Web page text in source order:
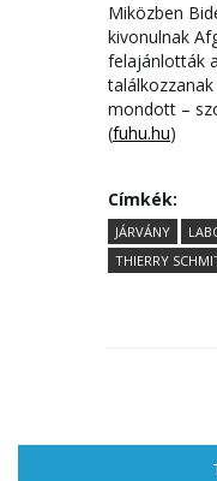
Miközben
kivonulnak
felajánlották
mondott –
(fuhu.hu)
Címkék:
JÁRVÁNY
THIERRY